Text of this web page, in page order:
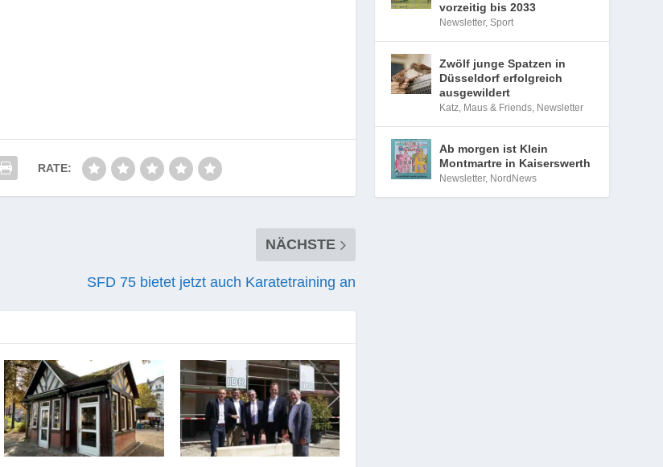
RATE:
NÄCHSTE
SFD 75 bietet jetzt auch Karatetraining an
vorzeitig bis 2033
Newsletter,Sport
Zwölf junge Spatzen in
Düsseldorf erfolgreich
ausgewildert
Katz, Maus & Friends, Newsletter
Ab morgen ist Klein
Montmartre in Kaiserswerth
Newsletter, NordNews